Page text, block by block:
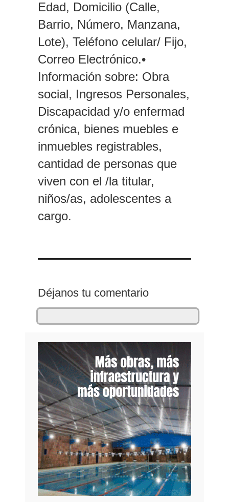
Edad, Domicilio (Calle,
Barrio, Número, Manzana,
Lote), Teléfono celular/ Fijo,
Correo Electrónico.•
Información sobre: Obra
social, Ingresos Personales,
Discapacidad y/o enfermad
crónica, bienes muebles e
inmuebles registrables,
cantidad de personas que
viven con el /la titular,
niños/as, adolescentes a
cargo.
Déjanos tu comentario